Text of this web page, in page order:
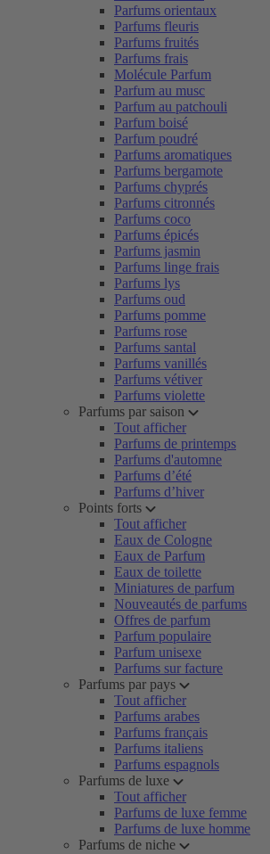
Parfums orientaux
Parfums fleuris
Parfums fruités
Parfums frais
Molécule Parfum
Parfum au musc
Parfum au patchouli
Parfum boisé
Parfum poudré
Parfums aromatiques
Parfums bergamote
Parfums chyprés
Parfums citronnés
Parfums coco
Parfums épicés
Parfums jasmin
Parfums linge frais
Parfums lys
Parfums oud
Parfums pomme
Parfums rose
Parfums santal
Parfums vanillés
Parfums vétiver
Parfums violette
Parfums par saison
Tout afficher
Parfums de printemps
Parfums d'automne
Parfums d’été
Parfums d’hiver
Points forts
Tout afficher
Eaux de Cologne
Eaux de Parfum
Eaux de toilette
Miniatures de parfum
Nouveautés de parfums
Offres de parfum
Parfum populaire
Parfum unisexe
Parfums sur facture
Parfums par pays
Tout afficher
Parfums arabes
Parfums français
Parfums italiens
Parfums espagnols
Parfums de luxe
Tout afficher
Parfums de luxe femme
Parfums de luxe homme
Parfums de niche